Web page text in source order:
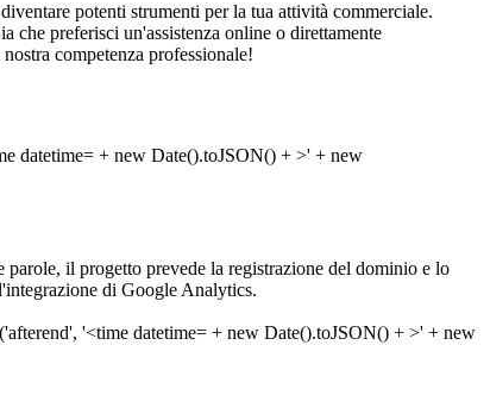
potenti strumenti per la tua attività commerciale.
che preferisci un'assistenza online o direttamente
competenza professionale!
il progetto prevede la registrazione del dominio e lo
di Google Analytics.